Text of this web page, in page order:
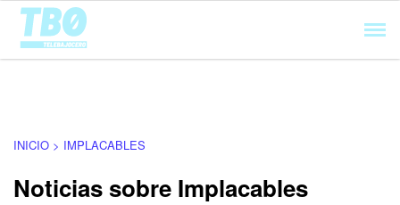
Cargando...
INICIO > IMPLACABLES
Noticias sobre Implacables